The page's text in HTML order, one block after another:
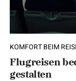
KOMFORT BEIM
Flugreisen
gestalten